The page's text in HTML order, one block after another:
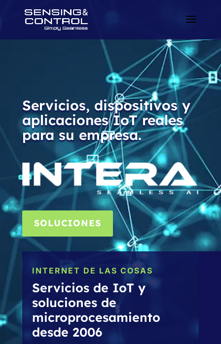
Servicios, dispositivos y
aplicaciones IoT reales
para su empresa.
SOLUCIONES
INTERNET DE LAS COSAS
Servicios de IoT y
soluciones de
microprocesamiento
desde 2006